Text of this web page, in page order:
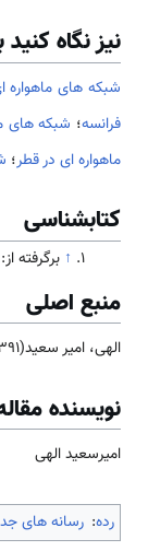
نیز نگاه کنید
شبکه های ماهواره
فرانسه؛ شبکه های
ماهواره ای در قطر؛
کتابشناسی
↑ برگرفته
منبع اصلی
الهی، امیر سعید(1391). جامعه و فرهنگ
نویسنده
امیرسعید الهی
رده: رسانه های